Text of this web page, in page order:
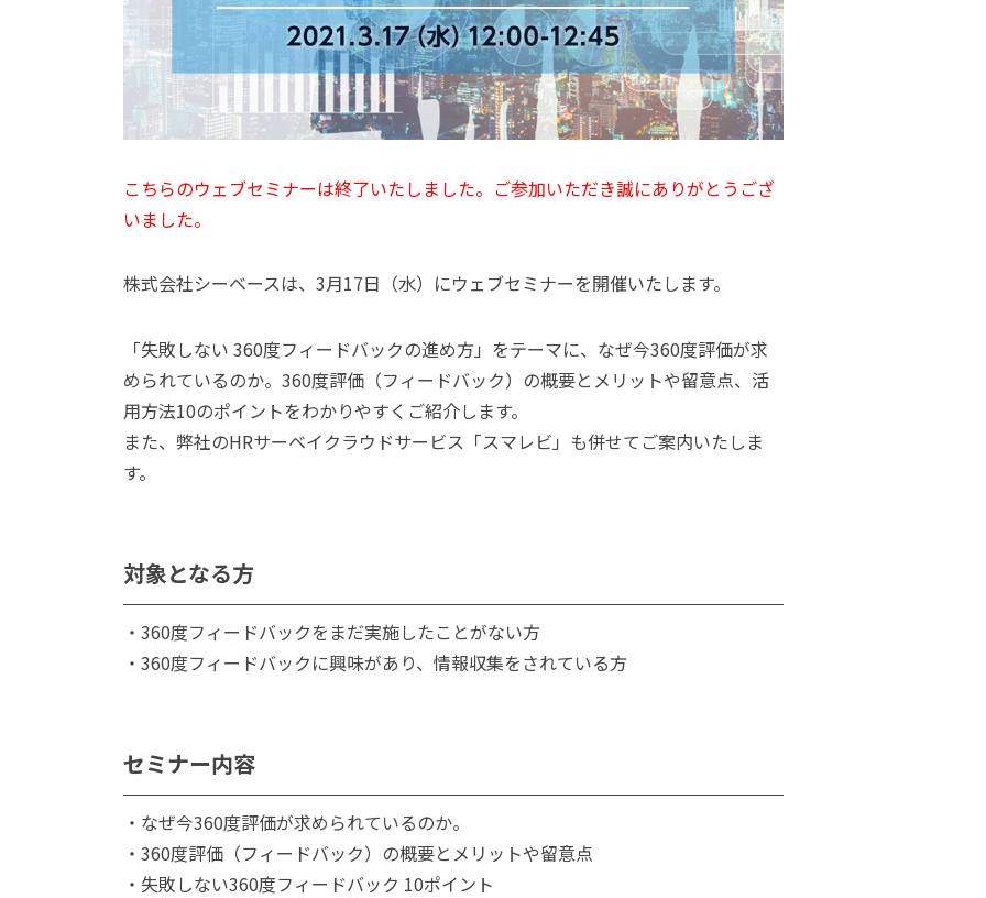
こちらのウェブセミナーは終了いたしました。ご参加いただき誠にありがとうござ
いました。
株式会社シーベースは、3月17日（水）にウェブセミナーを開催いたします。
「失敗しない 360度フィードバックの進め方」をテーマに、なぜ今360度評価が求
められているのか。360度評価（フィードバック）の概要とメリットや留意点、活
用方法10のポイントをわかりやすくご紹介します。
また、弊社のHRサーベイクラウドサービス「スマレビ」も併せてご案内いたしま
す。
対象となる方
・360度フィードバックをまだ実施したことがない方
・360度フィードバックに興味があり、情報収集をされている方
セミナー内容
・なぜ今360度評価が求められているのか。
・360度評価（フィードバック）の概要とメリットや留意点
・失敗しない360度フィードバック 10ポイント